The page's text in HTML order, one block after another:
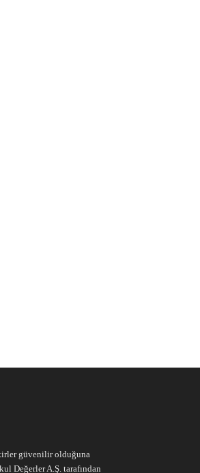
güvenilir olduğuna
Değerler A.Ş. tarafından